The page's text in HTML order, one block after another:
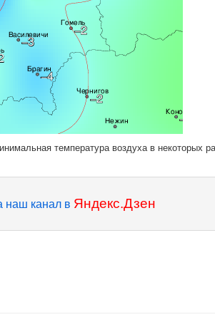
температура воздуха в некоторых
наш канал в Яндекс.Дзен